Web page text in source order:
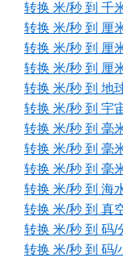
转换 米/秒 到 千
转换 米/秒 到 厘
转换 米/秒 到 厘
转换 米/秒 到 厘
转换 米/秒 到 地
转换 米/秒 到 宇
转换 米/秒 到 毫
转换 米/秒 到 毫
转换 米/秒 到 毫
转换 米/秒 到 海
转换 米/秒 到 真
转换 米/秒 到 码/
转换 米/秒 到 码/